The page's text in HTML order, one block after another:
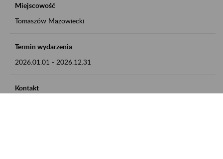
Miejscowość
Tomaszów Mazowiecki
Termin wydarzenia
2026.01.01 - 2026.12.31
Kontakt